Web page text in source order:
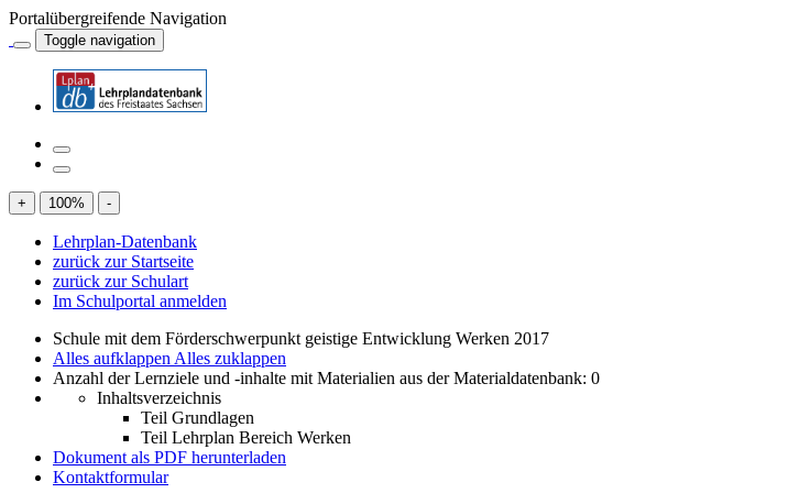
Portalübergreifende Navigation
Toggle navigation
+ 100% -
Lehrplan-Datenbank
zurück zur Startseite
zurück zur Schulart
Im Schulportal anmelden
Schule mit dem Förderschwerpunkt geistige Entwicklung Werken 2017
Alles aufklappen Alles zuklappen
Anzahl der Lernziele und -inhalte mit Materialien aus der Materialdatenbank: 0
Inhaltsverzeichnis
Teil Grundlagen
Teil Lehrplan Bereich Werken
Dokument als PDF herunterladen
Kontaktformular